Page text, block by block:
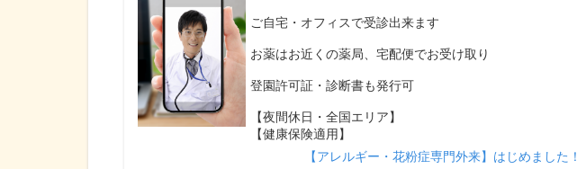
ご自宅・オフィスで受診出来ます
お薬はお近くの薬局、宅配便でお受け取り
登園許可証・診断書も発行可
【夜間休日・全国エリア】
【健康保険適用】
【アレルギー・花粉症専門外来】はじめました！